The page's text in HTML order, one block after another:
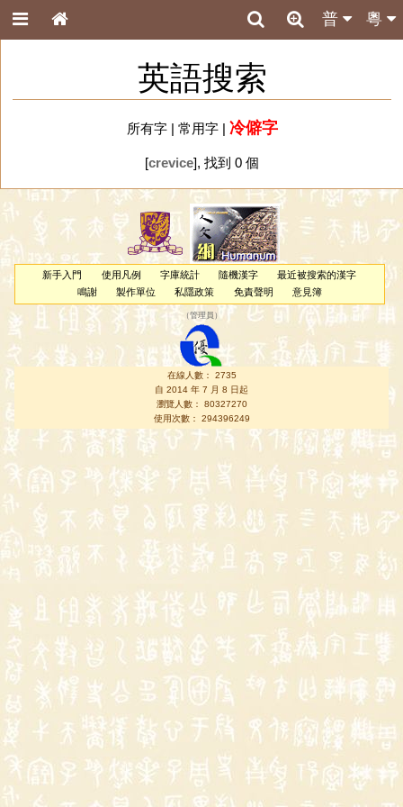
粵
普
英語搜索
所有字| 常用字| 冷僻字
[crevice], 找到 0 個
新手入門 使用凡例 字庫統計 隨機漢字
最近被搜索的漢字
鳴謝
製作單位 私隱政策 免責聲明 意見簿
（管理員 ）
在線人數： 2735
自 2014 年 7 月 8 日起
瀏覽人數： 80327270
使用次數： 294396249